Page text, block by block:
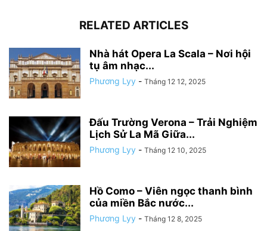
RELATED ARTICLES
Nhà hát Opera La Scala – Nơi hội
tụ âm nhạc...
Phương Lyy - Tháng 12 12, 2025
Đấu Trường Verona – Trải Nghiệm
Lịch Sử La Mã Giữa...
Phương Lyy - Tháng 12 10, 2025
Hồ Como – Viên ngọc thanh bình
của miền Bắc nước...
Phương Lyy - Tháng 12 8, 2025